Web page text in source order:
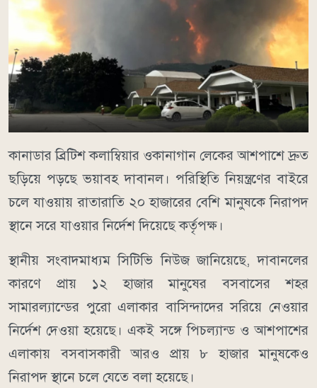
কানাডার ব্রিটিশ কলাম্বিয়ার ওকানাগান লেকের আশপাশে দ্রুত
ছড়িয়ে পড়ছে ভয়াবহ দাবানল। পরিস্থিতি নিয়ন্ত্রণের বাইরে
চলে যাওয়ায় রাতারাতি ২০ হাজারের বেশি মানুষকে নিরাপদ
স্থানে সরে যাওয়ার নির্দেশ দিয়েছে কর্তৃপক্ষ।
স্থানীয় সংবাদমাধ্যম সিটিভি নিউজ জানিয়েছে, দাবানলের
কারণে প্রায় ১২ হাজার মানুষের বসবাসের শহর
সামারল্যান্ডের পুরো এলাকার বাসিন্দাদের সরিয়ে নেওয়ার
নির্দেশ দেওয়া হয়েছে। একই সঙ্গে পিচল্যান্ড ও আশপাশের
এলাকায় বসবাসকারী আরও প্রায় ৮ হাজার মানুষকেও
নিরাপদ স্থানে চলে যেতে বলা হয়েছে।